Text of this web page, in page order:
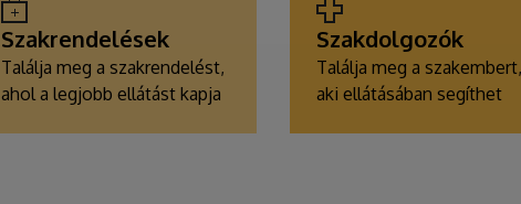
Szakrendelések
Találja meg a szakrendelést,
ahol a legjobb ellátást kapja
Szakdolgozók
Találja meg a szakembert,
aki ellátásában segíthet